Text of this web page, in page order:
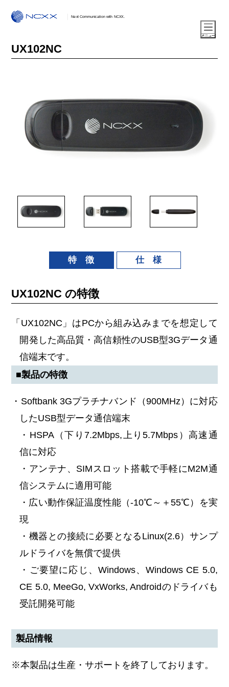
Next Communication with NCXX.
UX102NC
特 徴 仕 様
UX102NC の特徴
「UX102NC」はPCから組み込みまでを想定して
開発した高品質・高信頼性のUSB型3Gデータ通
信端末です。
■製品の特徴
・Softbank 3Gプラチナバンド（900MHz）に対応
したUSB型データ通信端末
・HSPA（下り7.2Mbps,上り5.7Mbps）高速通
信に対応
・アンテナ、SIMスロット搭載で手軽にM2M通
信システムに適用可能
・広い動作保証温度性能（-10℃～＋55℃）を実
現
・機器との接続に必要となるLinux(2.6）サンプ
ルドライバを無償で提供
・ご要望に応じ、Windows、Windows CE 5.0,
CE 5.0, MeeGo, VxWorks, Androidのドライバも
受託開発可能
製品情報
※本製品は生産・サポートを終了しております。